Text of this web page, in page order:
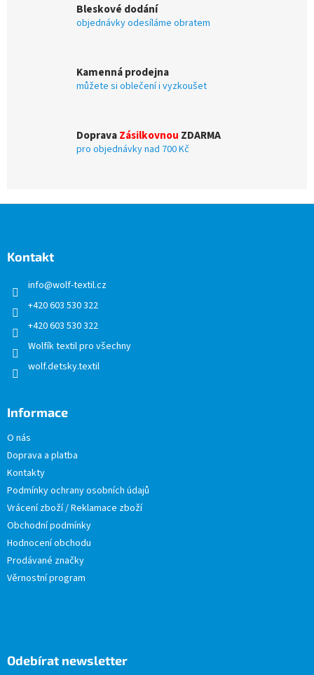
k
y
v
i
s
Bleskové dodání
objednávky odesíláme obratem
Kamenná prodejna
můžete si oblečení i vyzkoušet
DopravaZásilkovnou ZDARMA
pro objednávky nad 700 Kč
Kontakt
info@wolf-textil.cz
+420 603 530 322
+420 603 530 322
Wolfík textil pro všechny
wolf.detsky.textil
Informace
O nás
Doprava a platba
Kontakty
Podmínky ochrany osobních údajů
Vrácení zboží / Reklamace zboží
Obchodní podmínky
Hodnocení obchodu
Prodávané značky
Věrnostní program
Odebírat newsletter